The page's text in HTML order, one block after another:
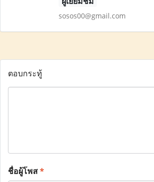
sosos00@gmail.com
ตอบกระทู้
ชื่อผู้โพส*